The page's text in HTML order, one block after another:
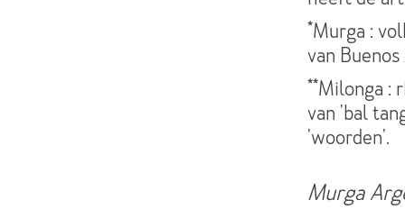
*Murga :
van
**Milonga :
van 'bal
'woorden'.
Murga